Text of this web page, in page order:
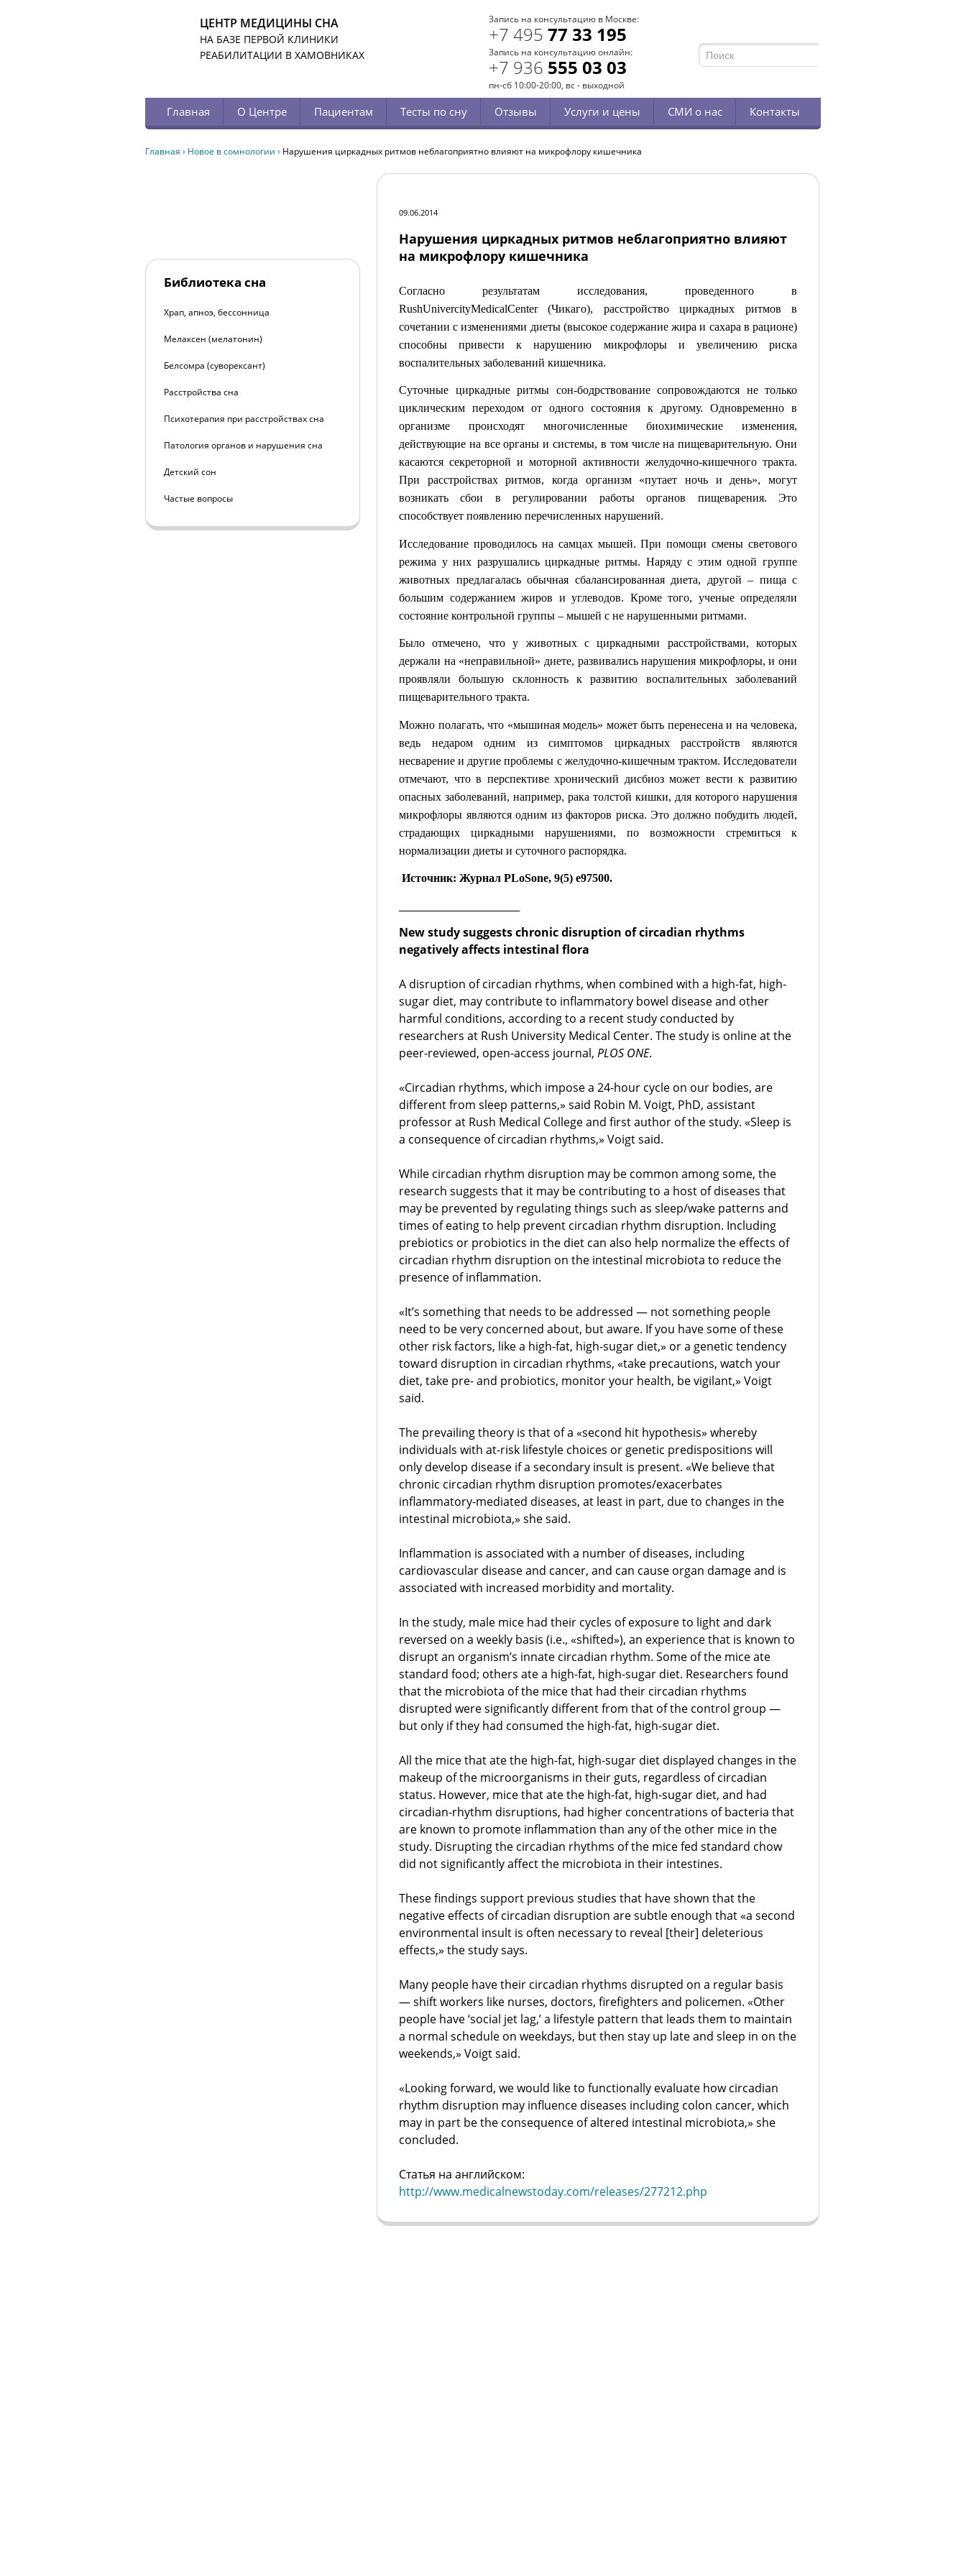
ЦЕНТР МЕДИЦИНЫ СНА
НА БАЗЕ ПЕРВОЙ КЛИНИКИ
РЕАБИЛИТАЦИИ В ХАМОВНИКАХ
Запись на консультацию в Москве:
+7 495 77 33 195
Запись на консультацию онлайн:
+7 936 555 03 03
пн-сб 10:00-20:00, вс - выходной
Главная О Центре Пациентам Тесты по сну Отзывы Услуги и цены СМИ о нас Контакты
Главная › Новое в сомнологии › Нарушения циркадных ритмов неблагоприятно влияют на микрофлору кишечника
09.06.2014
Нарушения циркадных ритмов неблагоприятно влияют
на микрофлору кишечника
Согласно результатам исследования, проведенного в
RushUnivercityMedicalCenter(Чикаго), расстройство циркадных ритмов в
сочетании с изменениями диеты (высокое содержание жира и сахара в рационе)
способны привести к нарушению микрофлоры и увеличению риска
воспалительных заболеваний кишечника.
Суточные циркадные ритмы сон-бодрствование сопровождаются не только
циклическим переходом от одного состояния к другому. Одновременно в
организме происходят многочисленные биохимические изменения,
действующие на все органы и системы, в том числе на пищеварительную. Они
касаются секреторной и моторной активности желудочно-кишечного тракта.
При расстройствах ритмов, когда организм «путает ночь и день», могут
возникать сбои в регулировании работы органов пищеварения. Это
способствует появлению перечисленных нарушений.
Исследование проводилось на самцах мышей. При помощи смены светового
режима у них разрушались циркадные ритмы. Наряду с этим одной группе
животных предлагалась обычная сбалансированная диета, другой – пища с
большим содержанием жиров и углеводов. Кроме того, ученые определяли
состояние контрольной группы – мышей с не нарушенными ритмами.
Было отмечено, что у животных с циркадными расстройствами, которых
держали на «неправильной» диете, развивались нарушения микрофлоры, и они
проявляли большую склонность к развитию воспалительных заболеваний
пищеварительного тракта.
Можно полагать, что «мышиная модель» может быть перенесена и на человека,
ведь недаром одним из симптомов циркадных расстройств являются
несварение и другие проблемы с желудочно-кишечным трактом. Исследователи
отмечают, что в перспективе хронический дисбиоз может вести к развитию
опасных заболеваний, например, рака толстой кишки, для которого нарушения
микрофлоры являются одним из факторов риска. Это должно побудить людей,
страдающих циркадными нарушениями, по возможности стремиться к
нормализации диеты и суточного распорядка.
Источник: Журнал PLoSone, 9(5) e97500.
New study suggests chronic disruption of circadian rhythms
negatively affects intestinal flora
A disruption of circadian rhythms, when combined with a high-fat, high-
sugar diet, may contribute to inflammatory bowel disease and other
harmful conditions, according to a recent study conducted by
researchers at Rush University Medical Center. The study is online at the
peer-reviewed, open-access journal, PLOS ONE.
«Circadian rhythms, which impose a 24-hour cycle on our bodies, are
different from sleep patterns,» said Robin M. Voigt, PhD, assistant
professor at Rush Medical College and first author of the study. «Sleep is
a consequence of circadian rhythms,» Voigt said.
While circadian rhythm disruption may be common among some, the
research suggests that it may be contributing to a host of diseases that
may be prevented by regulating things such as sleep/wake patterns and
times of eating to help prevent circadian rhythm disruption. Including
prebiotics or probiotics in the diet can also help normalize the effects of
circadian rhythm disruption on the intestinal microbiota to reduce the
presence of inflammation.
«It’s something that needs to be addressed — not something people
need to be very concerned about, but aware. If you have some of these
other risk factors, like a high-fat, high-sugar diet,» or a genetic tendency
toward disruption in circadian rhythms, «take precautions, watch your
diet, take pre- and probiotics, monitor your health, be vigilant,» Voigt
said.
The prevailing theory is that of a «second hit hypothesis» whereby
individuals with at-risk lifestyle choices or genetic predispositions will
only develop disease if a secondary insult is present. «We believe that
chronic circadian rhythm disruption promotes/exacerbates
inflammatory-mediated diseases, at least in part, due to changes in the
intestinal microbiota,» she said.
Inflammation is associated with a number of diseases, including
cardiovascular disease and cancer, and can cause organ damage and is
associated with increased morbidity and mortality.
In the study, male mice had their cycles of exposure to light and dark
reversed on a weekly basis (i.e., «shifted»), an experience that is known to
disrupt an organism’s innate circadian rhythm. Some of the mice ate
standard food; others ate a high-fat, high-sugar diet. Researchers found
that the microbiota of the mice that had their circadian rhythms
disrupted were significantly different from that of the control group —
but only if they had consumed the high-fat, high-sugar diet.
All the mice that ate the high-fat, high-sugar diet displayed changes in the
makeup of the microorganisms in their guts, regardless of circadian
status. However, mice that ate the high-fat, high-sugar diet, and had
circadian-rhythm disruptions, had higher concentrations of bacteria that
are known to promote inflammation than any of the other mice in the
study. Disrupting the circadian rhythms of the mice fed standard chow
did not significantly affect the microbiota in their intestines.
These findings support previous studies that have shown that the
negative effects of circadian disruption are subtle enough that «a second
environmental insult is often necessary to reveal [their] deleterious
effects,» the study says.
Many people have their circadian rhythms disrupted on a regular basis
— shift workers like nurses, doctors, firefighters and policemen. «Other
people have ‘social jet lag,’ a lifestyle pattern that leads them to maintain
a normal schedule on weekdays, but then stay up late and sleep in on the
weekends,» Voigt said.
«Looking forward, we would like to functionally evaluate how circadian
rhythm disruption may influence diseases including colon cancer, which
may in part be the consequence of altered intestinal microbiota,» she
concluded.
Статья на английском:
http://www.medicalnewstoday.com/releases/277212.php
Библиотека сна
Храп, апноэ, бессонница
Мелаксен (мелатонин)
Белсомра (суворексант)
Расстройства сна
Психотерапия при расстройствах сна
Патология органов и нарушения сна
Детский сон
Частые вопросы